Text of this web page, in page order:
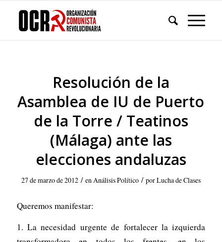
Resolución de la
Asamblea de IU de Puerto
de la Torre / Teatinos
(Málaga) ante las
elecciones andaluzas
27 de marzo de 2012 / enAnálisis Político / porLucha de Clases
Queremos manifestar:
1. La necesidad urgente de fortalecer la izquierda